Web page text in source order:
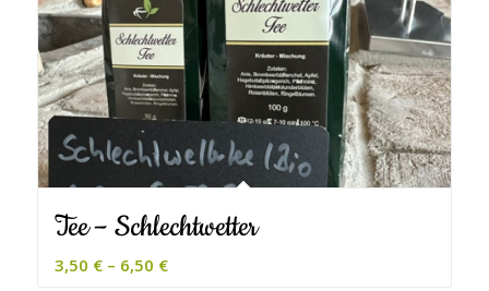
Tee – Schlechtwetter
3,50 €– 6,50 €